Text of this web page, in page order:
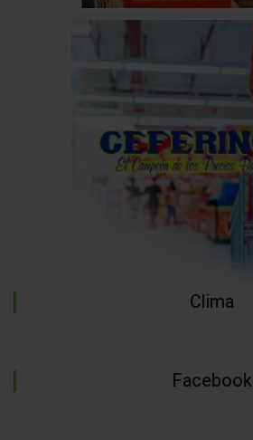
Clima
Facebook